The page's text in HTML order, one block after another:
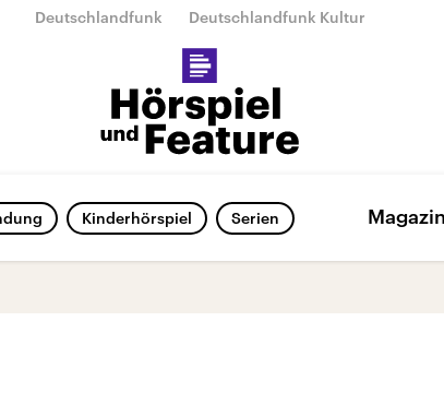
Deutschlandfunk Deutschlandfunk Kultur
Kinderhörspiel Serien Magazin